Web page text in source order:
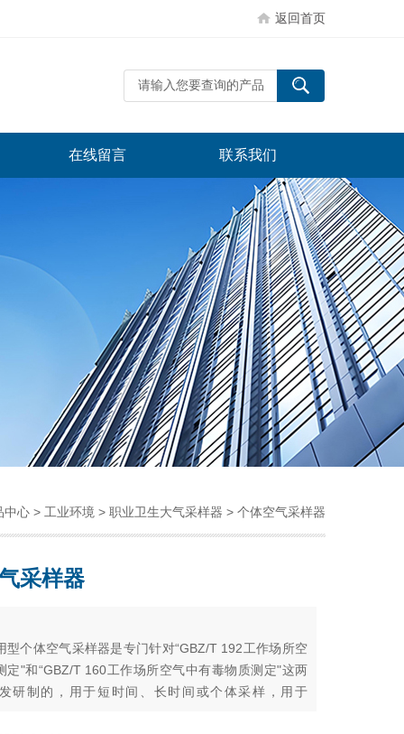
返回首页
在线留言 联系我们
中心 > 工业环境 > 职业卫生大气采样器 > 个体空气采样器
采样器
型个体空气采样器是专门针对“GBZ/T 192工作场所空
定"和“GBZ/T 160工作场所空气中有毒物质测定"这两
研制的，用于短时间、长时间或个体采样，用于